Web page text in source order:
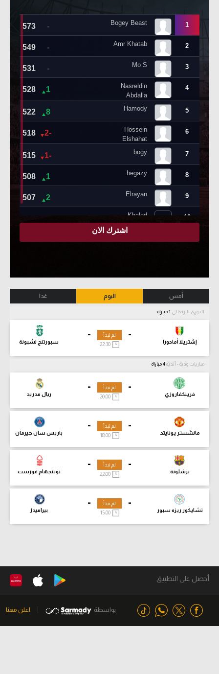
أمس اليوم غدا
الدوري البرتغالي
-
إشتريلا أمادورا
-
سبورتنج لشبونة
لم تبدأ
مباريات ودية - أندية
-
فرينكفاروزي
-
ريال مدريد
لم تبدأ
-
مانشستر يونايتد
-
باريس سان جيرمان
لم تبدأ
18:00
-
برشلونة
-
نوتنجهام فورست
لم تبدأ
-
تشايكور ريزه سبور
-
بيراميدز
لم تبدأ
15:00
أحصل على التطبيق
بواسطة اعلن معنا